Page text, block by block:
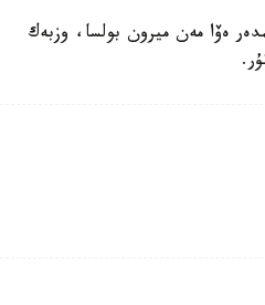
ەۆا مەن ميرون بولسا، وزبەك